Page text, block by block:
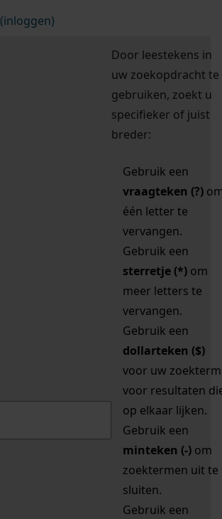
Door leestekens in
uw zoekopdracht te
gebruiken, zoekt u
specifieker of juist
breder:
Gebruik een
vraagteken (?)
één letter te
vervangen.
Gebruik een
sterretje (*) om
meer letters te
vervangen.
Gebruik een
dollarteken ($)
voor uw zoekterm
voor resultaten
op elkaar lijken.
Gebruik een
minteken (-) om
zoektermen uit te
sluiten.
Gebruik een